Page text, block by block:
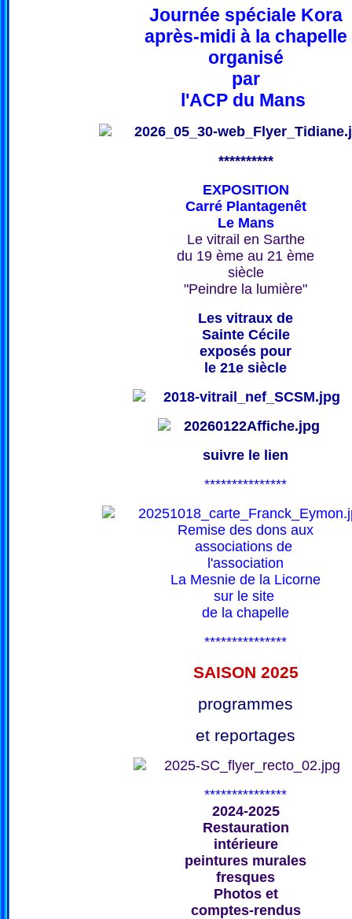
Journée spéciale Kora
après-midi à la chapelle
organisé
par
l'ACP du Mans
**********
EXPOSITION
Carré Plantagenêt
Le Mans
Le vitrail en Sarthe
du 19 ème au 21 ème
siècle
"Peindre la lumière"
Les vitraux de
Sainte Cécile
exposés pour
le 21e siècle
suivre le lien
***************
Remise des dons aux
associations de
l'association
La Mesnie de la Licorne
sur le site
de la chapelle
***************
SAISON 2025
programmes
et reportages
***************
2024-2025
Restauration
intérieure
peintures murales
fresques
Photos et
comptes-rendus